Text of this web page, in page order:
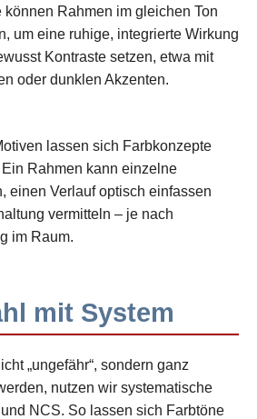
können Rahmen im gleichen Ton
um eine ruhige, integrierte Wirkung
Kontraste setzen, etwa mit
oder dunklen Akzenten.
lassen sich Farbkonzepte
Rahmen kann einzelne
einen Verlauf optisch einfassen
vermitteln – je nach
im Raum.
mit System
„ungefähr“, sondern ganz
nutzen wir systematische
NCS. So lassen sich Farbtöne